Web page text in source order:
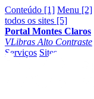
Conteúdo [1] Menu [2]
todos os sites [5]
Portal Montes Claros
VLibras Alto Contraste
Serviços Sites